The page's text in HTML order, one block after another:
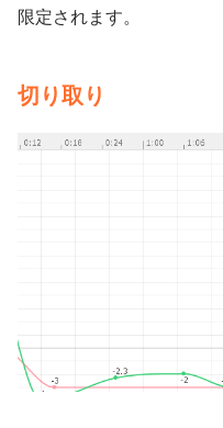
限定されます。
切り取り